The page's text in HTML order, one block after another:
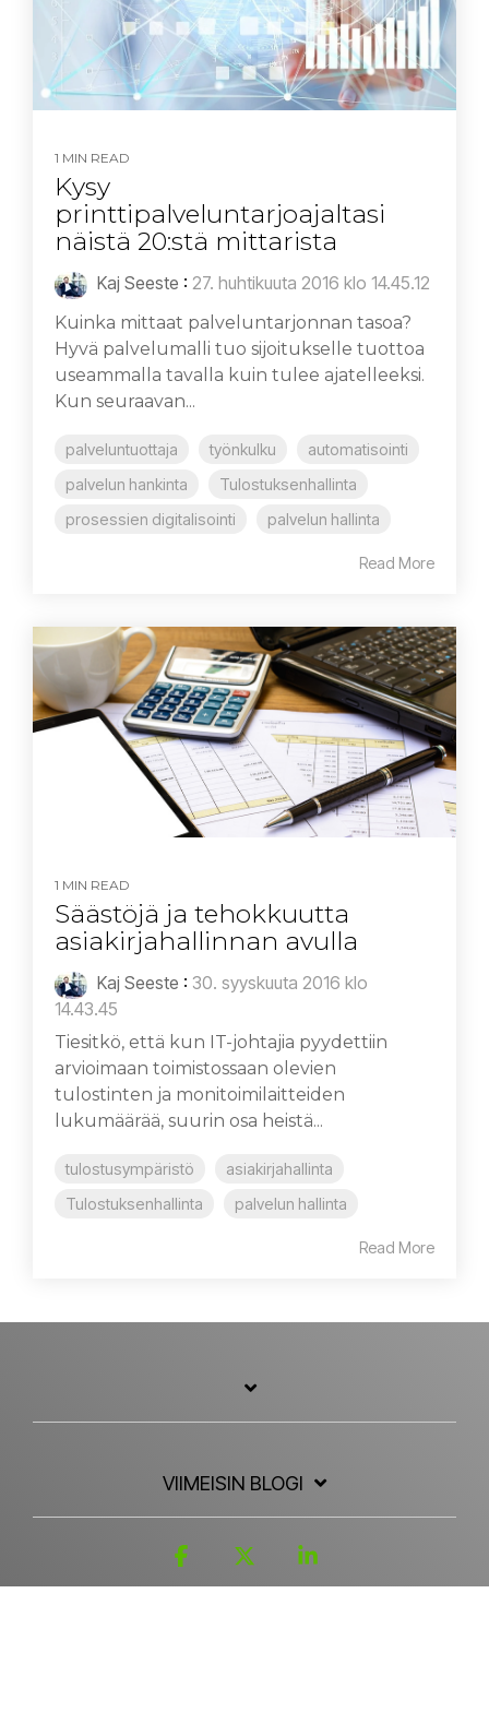
1 MIN READ
Kysy
printtipalveluntarjoajaltasi
näistä 20:stä mittarista
Kaj Seeste : 27. huhtikuuta 2016 klo 14.45.12
Kuinka mittaat palveluntarjonnan tasoa?
Hyvä palvelumalli tuo sijoitukselle tuottoa
useammalla tavalla kuin tulee ajatelleeksi.
Kun seuraavan...
palveluntuottaja työnkulku
automatisointi
palvelun hankinta
Tulostuksenhallinta
prosessien digitalisointi
palvelun hallinta
Read More
1 MIN READ
Säästöjä ja tehokkuutta
asiakirjahallinnan avulla
Kaj Seeste : 30. syyskuuta 2016 klo
14.43.45
Tiesitkö, että kun IT-johtajia pyydettiin
arvioimaan toimistossaan olevien
tulostinten ja monitoimilaitteiden
lukumäärää, suurin osa heistä...
tulostusympäristö
asiakirjahallinta
Tulostuksenhallinta
palvelun hallinta
Read More
VIIMEISIN BLOGI
Facebook